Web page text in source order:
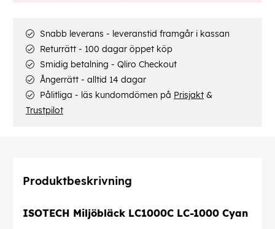
Snabb leverans - leveranstid framgår i kassan
Returrätt - 100 dagar öppet köp
Smidig betalning - Qliro Checkout
Ångerrätt - alltid 14 dagar
Pålitliga - läs kundomdömen på Prisjakt &
Trustpilot
Produktbeskrivning
ISOTECH Miljöbläck LC1000C LC-1000 Cyan